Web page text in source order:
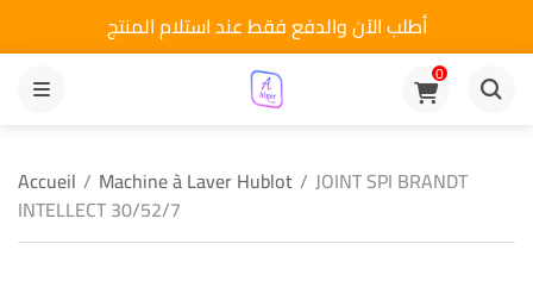
أطلب الآن والدفع فقط عند استلام المنتج
MENU
0
Accueil / Machine à Laver Hublot / JOINT SPI BRANDT
INTELLECT 30/52/7